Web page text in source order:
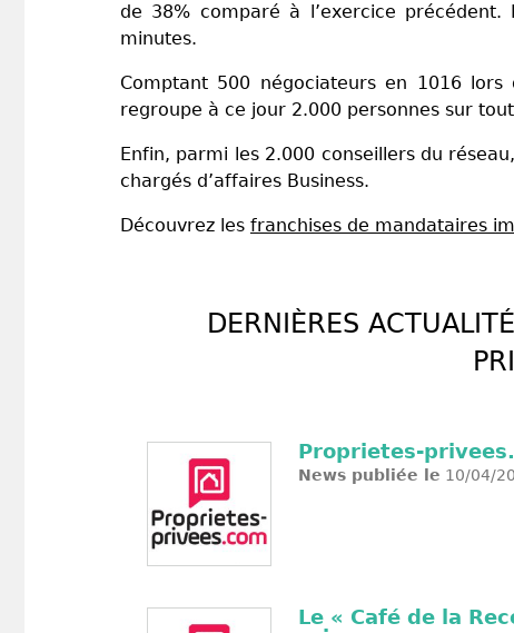
de 38% comparé à l’exercice
minutes.
Comptant 500 négociateurs en 1016
regroupe à ce jour 2.000 personnes sur
Enfin, parmi les 2.000 conseillers du
chargés d’affaires Business.
Découvrez les franchises de mandataires
DERNIÈRES
Proprietes-
News publiée le 10/04/
Le « Café de la